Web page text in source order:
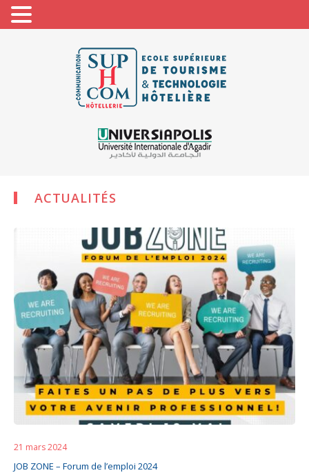
ACTUALITÉS
21 mars 2024
JOB ZONE – Forum de l’emploi 2024